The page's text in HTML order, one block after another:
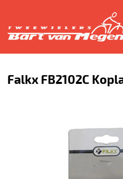
Falkx FB2102C